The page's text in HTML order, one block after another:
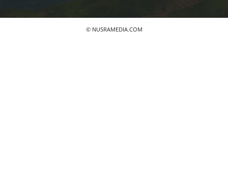
© NUSRAMEDIA.COM